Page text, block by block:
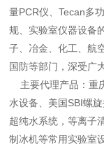
量PCR仪、Tecan多
规、实验室仪器设备
子、冶金、化工、航
国防等部门，深受广
主要代理产品：重
水设备、美国SBI螺
超纯水系统，等离子
制冰机等常用实验室